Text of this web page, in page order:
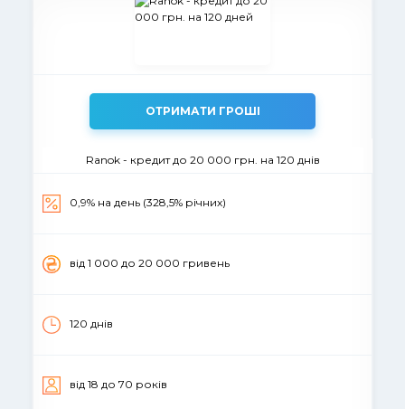
ОТРИМАТИ ГРОШІ
Ranok - кредит до 20 000 грн. на 120 днів
0,9% на день (328,5% річних)
вiд 1 000 до 20 000 гривень
120 днів
вiд 18 до 70 рокiв